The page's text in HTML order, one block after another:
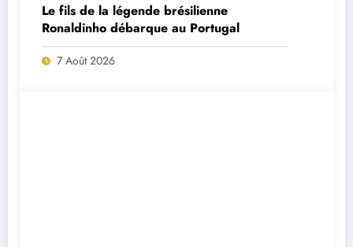
Le fils de la légende brésilienne
Ronaldinho débarque au Portugal
7 Août 2026